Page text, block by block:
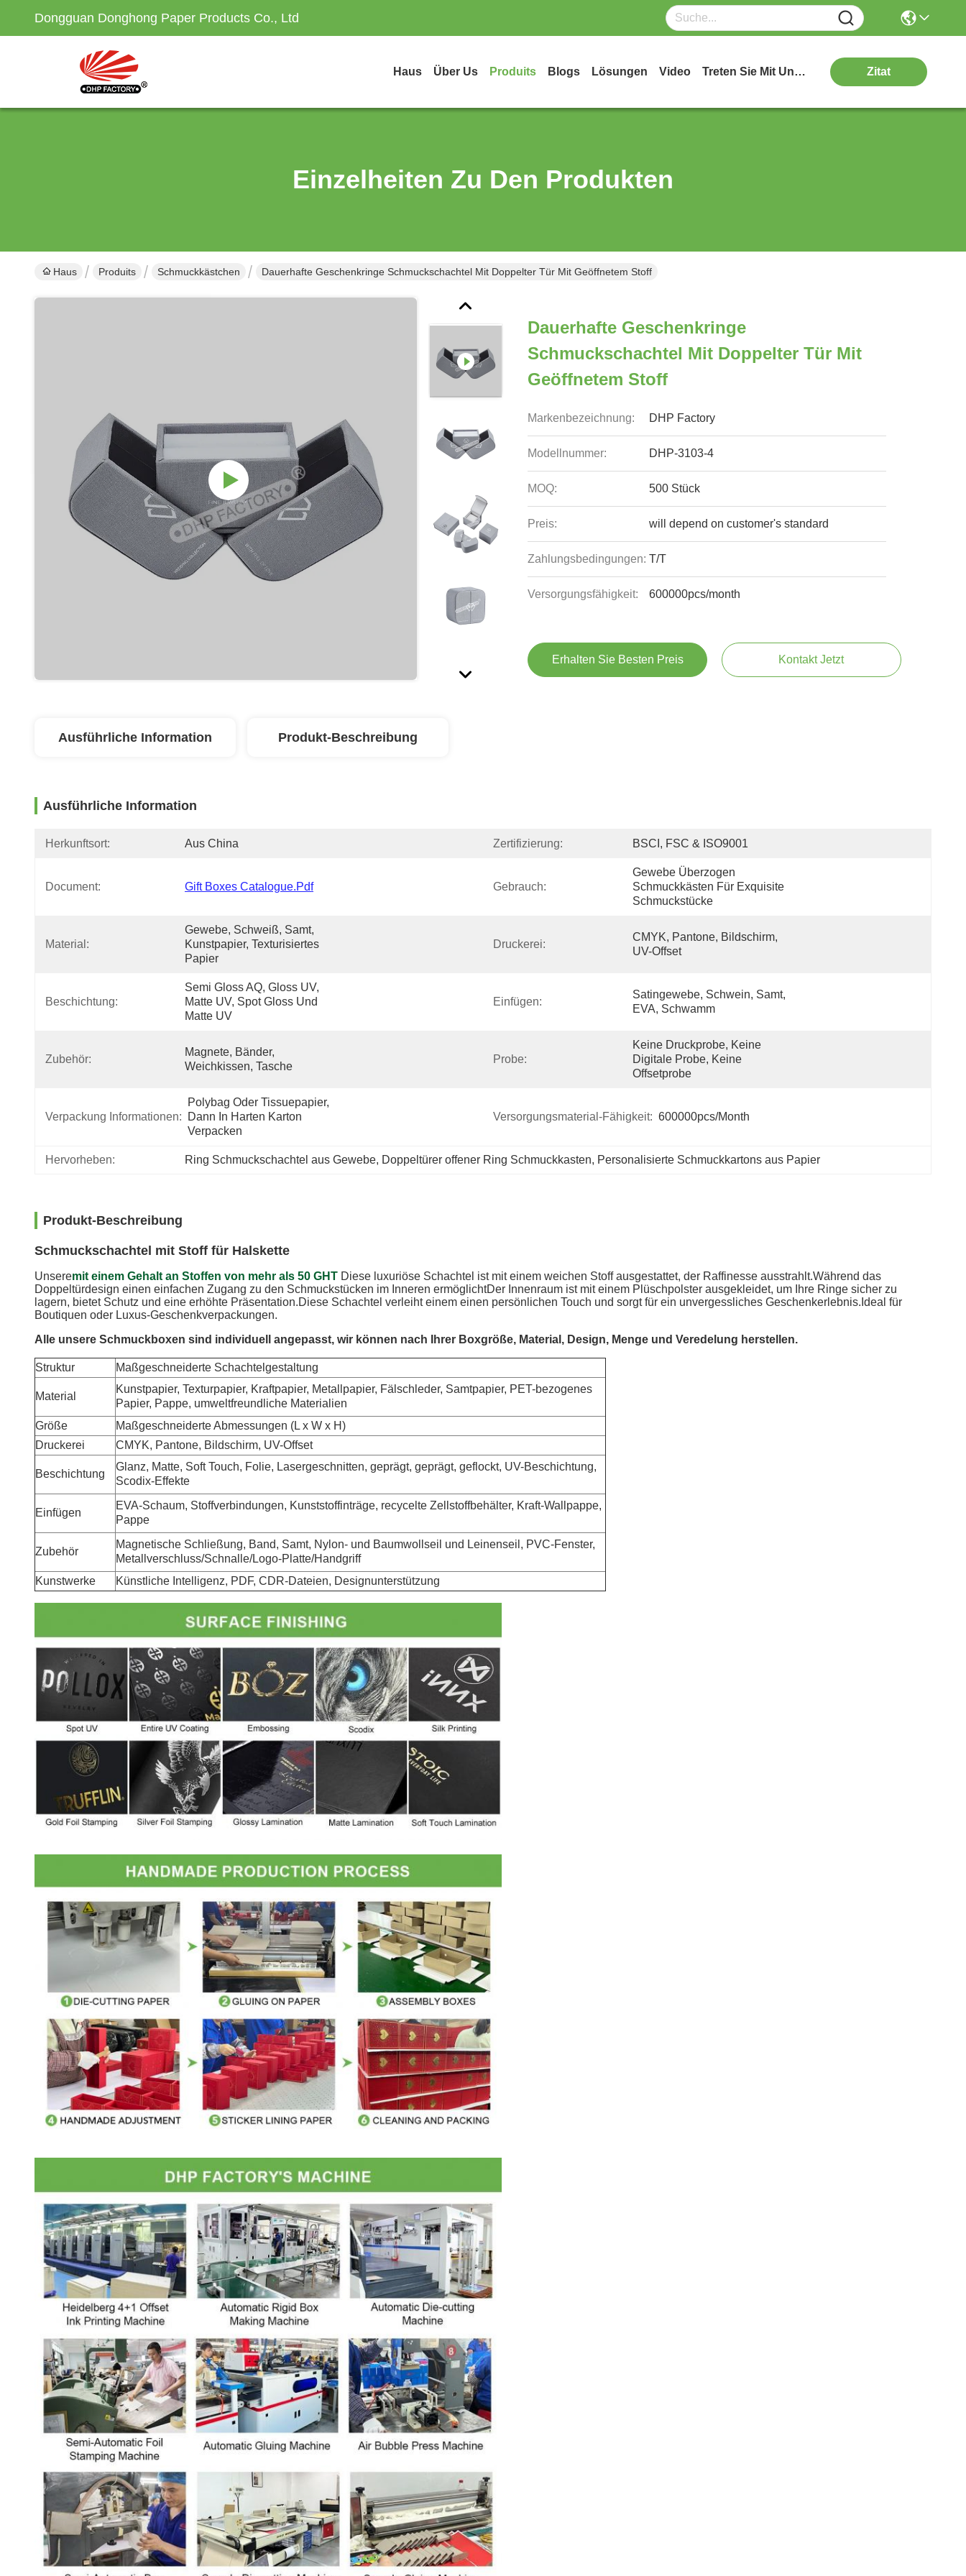
Dongguan Donghong Paper Products Co., Ltd
Haus Über Us Produits Blogs Lösungen Video Treten Sie Mit Uns In Verbindung Zitat
Einzelheiten Zu Den Produkten
Haus Produits Schmuckkästchen Dauerhafte Geschenkringe Schmuckschachtel Mit Doppelter Tür Mit Geöffnetem Stoff
Dauerhafte Geschenkringe
Schmuckschachtel Mit Doppelter Tür Mit
Geöffnetem Stoff
Markenbezeichnung: DHP Factory
Modellnummer: DHP-3103-4
MOQ: 500 Stück
Preis: will depend on customer's standard
Zahlungsbedingungen: T/T
Versorgungsfähigkeit: 600000pcs/month
Erhalten Sie Besten Preis Kontakt Jetzt
Ausführliche Information Produkt-Beschreibung
Ausführliche Information
Herkunftsort: Aus China Zertifizierung: BSCI, FSC & ISO9001
Document: Gift Boxes Catalogue.pdf Gebrauch:
Gewebe Überzogen
Schmuckkästen Für Exquisite
Schmuckstücke
Material:
Gewebe, Schweiß, Samt,
Kunstpapier, Texturisiertes
Papier
Druckerei:
CMYK, Pantone, Bildschirm,
UV-Offset
Beschichtung:
Semi Gloss AQ, Gloss UV,
Matte UV, Spot Gloss Und
Matte UV
Einfügen:
Satingewebe, Schwein, Samt,
EVA, Schwamm
Zubehör:
Magnete, Bänder,
Weichkissen, Tasche
Probe:
Keine Druckprobe, Keine
Digitale Probe, Keine
Offsetprobe
Verpackung Informationen:
Polybag Oder Tissuepapier,
Dann In Harten Karton
Verpacken
Versorgungsmaterial-Fähigkeit: 600000pcs/month
Hervorheben: Ring Schmuckschachtel aus Gewebe, Doppeltürer offener Ring Schmuckkasten, Personalisierte Schmuckkartons aus Papier
Produkt-Beschreibung
Schmuckschachtel mit Stoff für Halskette
Unseremit einem Gehalt an Stoffen von mehr als 50 GHT Diese luxuriöse Schachtel ist mit einem weichen Stoff ausgestattet, der Raffinesse ausstrahlt.Während das
Doppeltürdesign einen einfachen Zugang zu den Schmuckstücken im Inneren ermöglichtDer Innenraum ist mit einem Plüschpolster ausgekleidet, um Ihre Ringe sicher zu
lagern, bietet Schutz und eine erhöhte Präsentation.Diese Schachtel verleiht einem einen persönlichen Touch und sorgt für ein unvergessliches Geschenkerlebnis.Ideal für
Boutiquen oder Luxus-Geschenkverpackungen.
Alle unsere Schmuckboxen sind individuell angepasst, wir können nach Ihrer Boxgröße, Material, Design, Menge und Veredelung herstellen.
Struktur Maßgeschneiderte Schachtelgestaltung
Material
Kunstpapier, Texturpapier, Kraftpapier, Metallpapier, Fälschleder, Samtpapier, PET-bezogenes
Papier, Pappe, umweltfreundliche Materialien
Größe
Maßgeschneiderte Abmessungen (L x W x H)
Druckerei
CMYK, Pantone, Bildschirm, UV-Offset
Beschichtung
Glanz, Matte, Soft Touch, Folie, Lasergeschnitten, geprägt, geprägt, geflockt, UV-Beschichtung,
Scodix-Effekte
Einfügen
EVA-Schaum, Stoffverbindungen, Kunststoffinträge, recycelte Zellstoffbehälter, Kraft-Wallpappe,
Pappe
Zubehör
Magnetische Schließung, Band, Samt, Nylon- und Baumwollseil und Leinenseil, PVC-Fenster,
Metallverschluss/Schnalle/Logo-Platte/Handgriff
Kunstwerke
Künstliche Intelligenz, PDF, CDR-Dateien, Designunterstützung